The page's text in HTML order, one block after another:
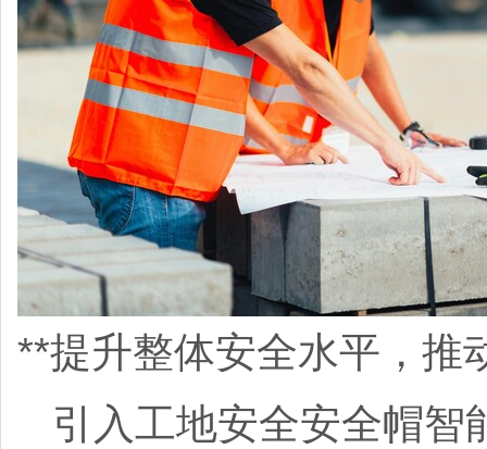
**提升整体安全水平，推
引入工地安全安全帽智